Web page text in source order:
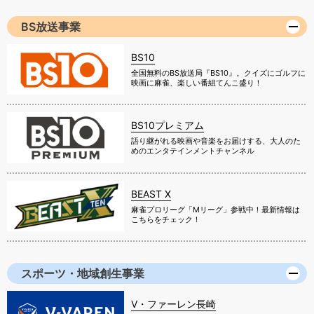
BS放送事業
BS10
全国無料のBS放送局『BS10』。クイズにゴルフに
映画に麻雀、楽しい番組てんこ盛り！
BS10プレミアム
語り継がれる映画や音楽をお届けする、大人のた
めのエンタテインメントチャンネル
BEAST X
麻雀プロリーグ「Mリーグ」参戦中！最新情報は
こちらをチェック！
スポーツ・地域創生事業
V・ファーレン長崎